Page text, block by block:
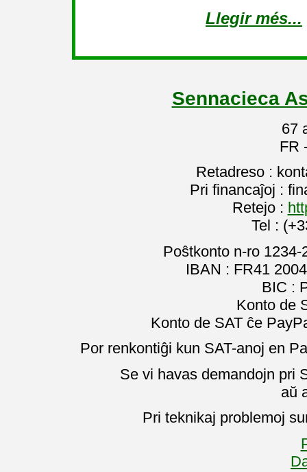
Llegir més...
Sennacieca
67
FR
Retadreso :
Pri financaĵoj :
Retejo :
Tel :
Poŝtkonto n-ro
IBAN : FR41
BIC :
Konto de
Konto de SAT ĉe
Por renkontiĝi kun SAT-anoj en
Se vi havas demandojn pri
aŭ
Pri teknikaj problemoj